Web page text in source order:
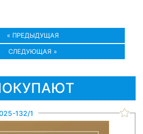
« ПРЕДЫДУЩАЯ
СЛЕДУЮЩАЯ »
132/1